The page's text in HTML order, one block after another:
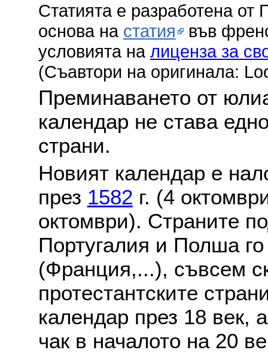
Статията е разработена
основа на статия във
условията на лиценза за
(Съавтори на оригинала:
Преминаването от
календар не става
страни.
Новият календар е
през 1582 г. (4
октомври). Страните
Португалия и Полша
(Франция,...), съвсем
протестантските
календар през 18 век,
чак в началото на 20